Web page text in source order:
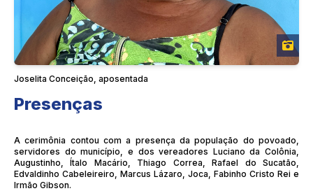
Joselita Conceição, aposentada
Presenças
A cerimônia contou com a presença da população do povoado,
servidores do município, e dos vereadores Luciano da Colônia,
Augustinho, Ítalo Macário, Thiago Correa, Rafael do Sucatão,
Edvaldinho Cabeleireiro, Marcus Lázaro, Joca, Fabinho Cristo Rei e
Irmão Gibson.